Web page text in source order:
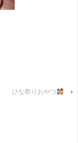
ひな祭りおやつ ›